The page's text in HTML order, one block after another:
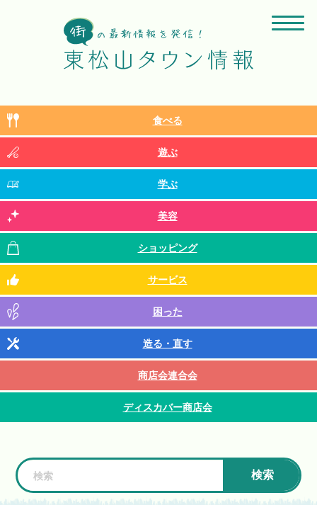
食べる
遊ぶ
学ぶ
美容
ショッピング
サービス
困った
造る・直す
商店会連合会
ディスカバー商店会
検索